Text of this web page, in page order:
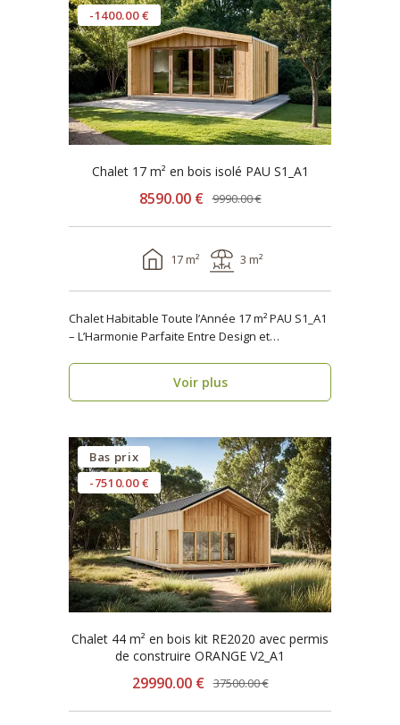
-1400.00 €
Chalet 17 m² en bois isolé PAU S1_A1
8590.00 € 9990.00 €
17 m² 3 m²
Chalet Habitable Toute l’Année 17 m² PAU S1_A1
– L’Harmonie Parfaite Entre Design et
Voir plus
Bas prix
-7510.00 €
Chalet 44 m² en bois kit RE2020 avec permis
de construire ORANGE V2_A1
29990.00 € 37500.00 €